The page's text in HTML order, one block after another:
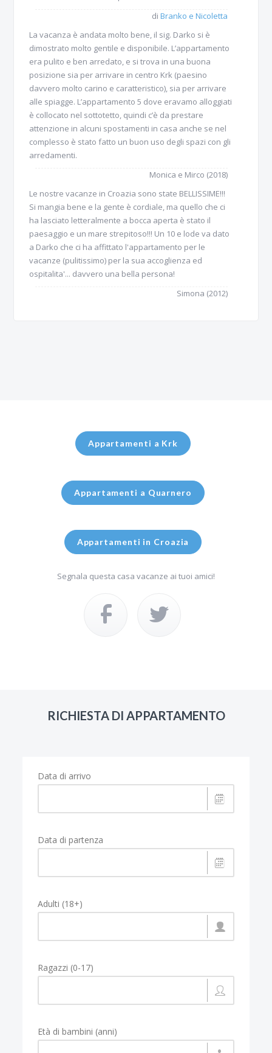
di Branko e Nicoletta
La vacanza è andata molto bene, il sig. Darko si è
dimostrato molto gentile e disponibile. L’appartamento
era pulito e ben arredato, e si trova in una buona
posizione sia per arrivare in centro Krk (paesino
davvero molto carino e caratteristico), sia per arrivare
alle spiagge. L’appartamento 5 dove eravamo alloggiati
è collocato nel sottotetto, quindi c’è da prestare
attenzione in alcuni spostamenti in casa anche se nel
complesso è stato fatto un buon uso degli spazi con gli
arredamenti.
Monica e Mirco (2018)
Le nostre vacanze in Croazia sono state BELLISSIME!!!
Si mangia bene e la gente è cordiale, ma quello che ci
ha lasciato letteralmente a bocca aperta è stato il
paesaggio e un mare strepitoso!!! Un 10 e lode va dato
a Darko che ci ha affittato l'appartamento per le
vacanze (pulitissimo) per la sua accoglienza ed
ospitalita'... davvero una bella persona!
Simona (2012)
Appartamenti a Krk
Appartamenti a Quarnero
Appartamenti in Croazia
Segnala questa casa vacanze ai tuoi amici!
RICHIESTA DI APPARTAMENTO
Data di arrivo
Data di partenza
Adulti (18+)
Ragazzi (0-17)
Età di bambini (anni)